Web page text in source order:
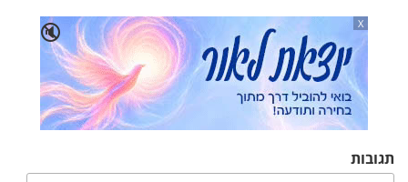
🔇
X
תגובות